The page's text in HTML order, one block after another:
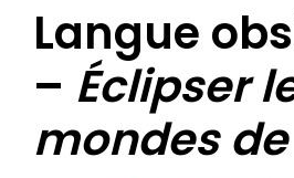
Langue
– Éclipser
mondes